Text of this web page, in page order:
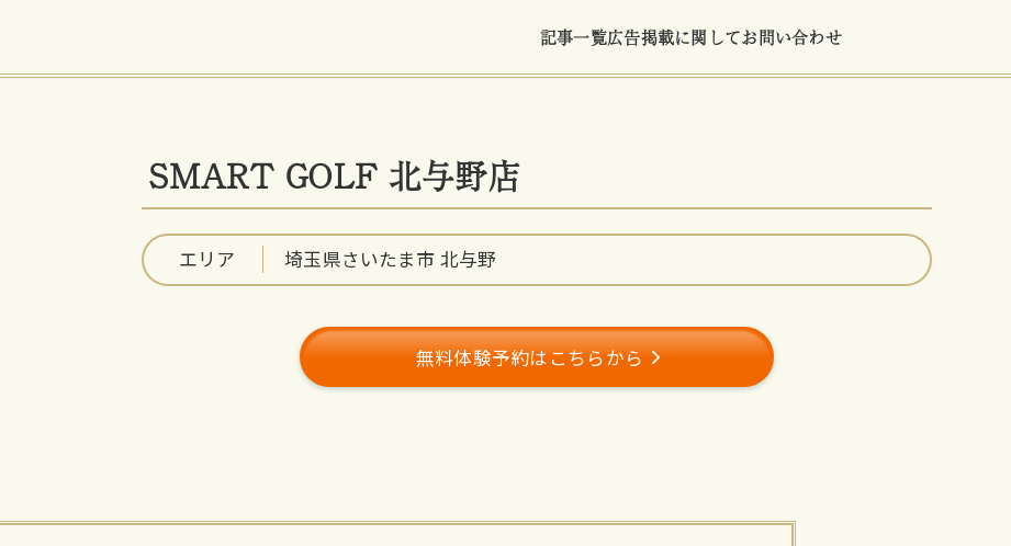
記事一覧広告掲載に関してお問い合わせ
SMART GOLF 北与野店
エリア 埼玉県さいたま市 北与野
無料体験予約はこちらから